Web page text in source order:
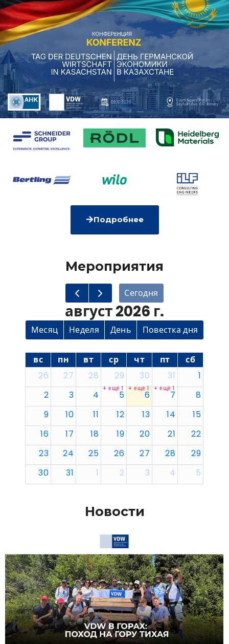
Подробнее
Мероприятия
Сегодня
август 2026 г.
Месяц Неделя День Повестка дня
вс пн вт ср чт пт
сб
26
27 28 29
+ ещё 1
30
+ ещё 1
31
+ ещё 1
1
2
3 4 5 6 7
8
9
10 11 12 13 14
15
16
17 18 19 20 21
22
23
24 25 26 27 28
29
30
31 1 2 3 4 5
Новости